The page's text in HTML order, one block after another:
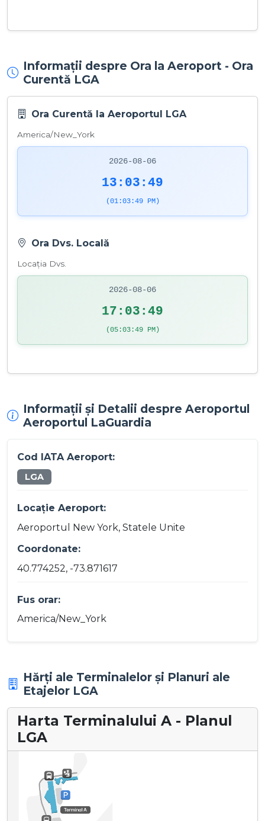
Informații despre Ora la Aeroport - Ora
Curentă LGA
Ora Curentă la Aeroportul LGA
America/New_York
2026-08-06
13:03:49
(01:03:49 PM)
Ora Dvs. Locală
Locația Dvs.
2026-08-06
17:03:49
(05:03:49 PM)
Informații și Detalii despre Aeroportul
Aeroportul LaGuardia
Cod IATA Aeroport:
LGA
Locație Aeroport:
Aeroportul New York, Statele Unite
Coordonate:
40.774252, -73.871617
Fus orar:
America/New_York
Hărți ale Terminalelor și Planuri ale
Etajelor LGA
Harta Terminalului A - Planul
LGA